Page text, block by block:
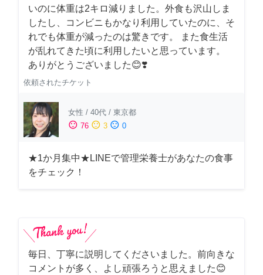
いのに体重は2キロ減りました。外食も沢山しま
したし、コンビニもかなり利用していたのに、そ
れでも体重が減ったのは驚きです。 また食生活
が乱れてきた頃に利用したいと思っています。
ありがとうございました😊❣️
依頼されたチケット
女性 / 40代 / 東京都
sentiment_satisfied 76 sentiment_neutral 3 sentiment_dissatisfied 0
★1か月集中★LINEで管理栄養士があなたの食事
をチェック！
毎日、丁寧に説明してくださいました。前向きな
コメントが多く、よし頑張ろうと思えました😊